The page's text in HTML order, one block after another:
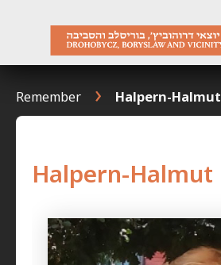
Remember Halpern-Halmut
Halpern-Halmut